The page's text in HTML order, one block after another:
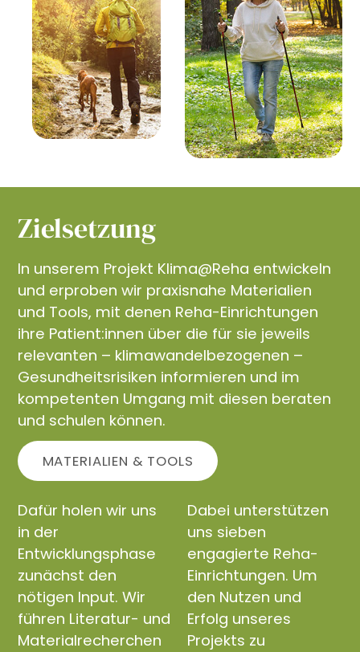
Zielsetzung
In unserem Projekt Klima@Reha entwickeln
und erproben wir praxisnahe Materialien
und Tools, mit denen Reha-Einrichtungen
ihre Patient:innen über die für sie jeweils
relevanten – klimawandelbezogenen –
Gesundheitsrisiken informieren und im
kompetenten Umgang mit diesen beraten
und schulen können.
MATERIALIEN & TOOLS
Dafür holen wir uns
in der
Entwicklungsphase
zunächst den
nötigen Input. Wir
führen Literatur- und
Materialrecherchen
Dabei unterstützen
uns sieben
engagierte Reha-
Einrichtungen. Um
den Nutzen und
Erfolg unseres
Projekts zu